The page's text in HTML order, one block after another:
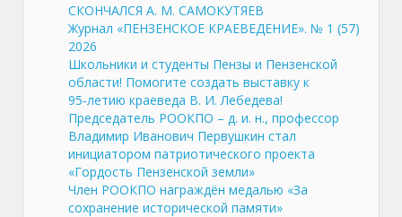
СКОНЧАЛСЯ А. М. САМОКУТЯЕВ
Журнал «ПЕНЗЕНСКОЕ КРАЕВЕДЕНИЕ». № 1 (57)
2026
Школьники и студенты Пензы и Пензенской
области! Помогите создать выставку к
95‑летию краеведа В. И. Лебедева!
Председатель РООКПО – д. и. н., профессор
Владимир Иванович Первушкин стал
инициатором патриотического проекта
«Гордость Пензенской земли»
Член РООКПО награждён медалью «За
сохранение исторической памяти»